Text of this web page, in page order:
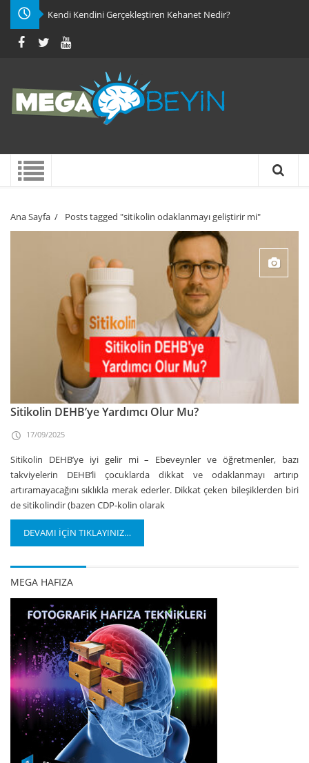
Kendi Kendini Gerçekleştiren Kehanet Nedir?
Ana Sayfa / Posts tagged "sitikolin odaklanmayı geliştirir mi"
Sitikolin DEHB’ye Yardımcı Olur Mu?
17/09/2025
Sitikolin DEHB’ye iyi gelir mi – Ebeveynler ve öğretmenler, bazı
takviyelerin DEHB‘li çocuklarda dikkat ve odaklanmayı artırıp
artıramayacağını sıklıkla merak ederler. Dikkat çeken bileşiklerden biri
de sitikolindir (bazen CDP-kolin olarak
DEVAMI İÇİN TIKLAYINIZ…
MEGA HAFIZA